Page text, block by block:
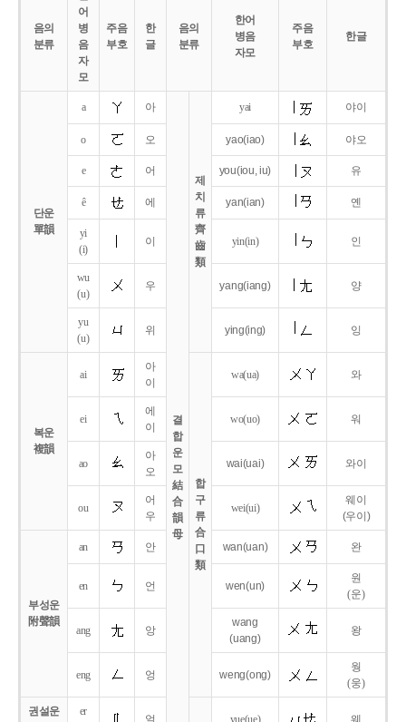
음의
분류
어
병
음
자
모
주음
부호
한
글
음의
분류
한어
병음
자모
주음
부호
한글
단운
單韻
a 아
결
합
운
모
結
合
韻
母
제
치
류
齊
齒
類
yai 야이
o 오 yao(iao) 야오
e 어 you(iou,iu) 유
ê 에 yan(ian) 옌
yi
(i)
이 yin(in) 인
wu
(u)
우 yang(iang) 양
yu
(u)
위 ying(ing) 잉
복운
複韻
ai
아
이
합
구
류
合
口
類
wa(ua) 와
ei
에
이
wo(uo) 워
ao
아
오
wai(uai) 와이
ou
어
우
wei(ui)
웨이
(우이)
부성운
附聲韻
an 안 wan(uan) 완
en 언 wen(un)
원
(운)
ang 앙
wang
(uang)
왕
eng 엉 weng(ong)
웡
(웅)
권설운
er
얼
yue(ue) 웨